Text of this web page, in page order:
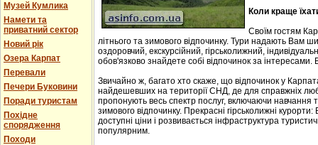
Музей Кумлика
Намети та
приватний сектор
Новий рік
Озера Карпат
Перевали
Печери Буковини
Поради туристам
Похідне
спорядження
Походи
Коли краще
Своїм гостям
літнього та зимового відпочинку. Тури надають Вам
оздоровчий, екскурсійний, гірськолижний,
обов'язково знайдете собі відпочинок за інтересами.
Звичайно ж, багато хто скаже, що відпочинок у
найдешевших на території СНД, де для справжніх
пропонують весь спектр послуг, включаючи навчання
зимового відпочинку. Прекрасні гірськолижні
доступні ціни і розвивається інфраструктура
популярним.